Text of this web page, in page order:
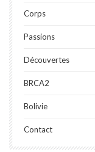
Corps
Passions
Découvertes
BRCA2
Bolivie
Contact